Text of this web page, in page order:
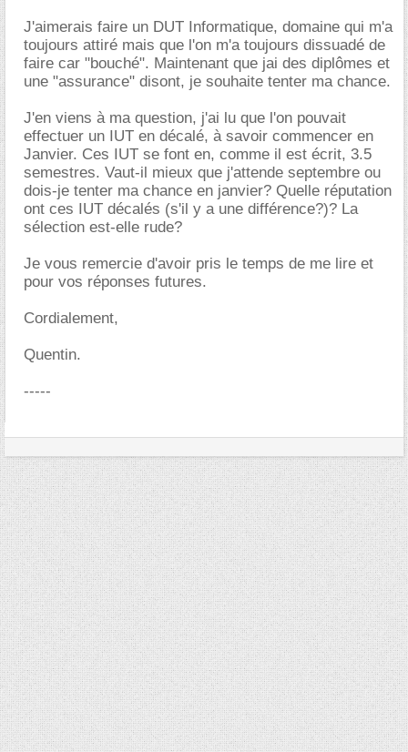
J'aimerais faire un DUT Informatique, domaine qui m'a
toujours attiré mais que l'on m'a toujours dissuadé de
faire car "bouché". Maintenant que jai des diplômes et
une "assurance" disont, je souhaite tenter ma chance.
J'en viens à ma question, j'ai lu que l'on pouvait
effectuer un IUT en décalé, à savoir commencer en
Janvier. Ces IUT se font en, comme il est écrit, 3.5
semestres. Vaut-il mieux que j'attende septembre ou
dois-je tenter ma chance en janvier? Quelle réputation
ont ces IUT décalés (s'il y a une différence?)? La
sélection est-elle rude?
Je vous remercie d'avoir pris le temps de me lire et
pour vos réponses futures.
Cordialement,
Quentin.
-----